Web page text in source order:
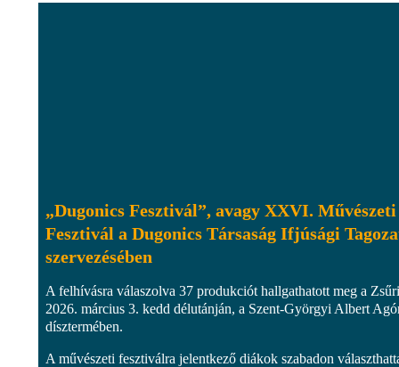
„Dugonics Fesztivál”, avagy XXVI. Művészeti
Fesztivál a Dugonics Társaság Ifjúsági
szervezésében
A felhívásra válaszolva 37 produkciót hallgathatott meg a Zsűri
2026. március 3. kedd délutánján, a Szent-Györgyi Albert
dísztermében.
A művészeti fesztiválra jelentkező diákok szabadon